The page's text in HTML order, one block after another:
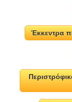
Έκκεντρα